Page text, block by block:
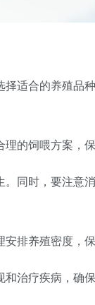
适合的养殖品
的饲喂方案，
同时，要注意
排养殖密度，
治疗疾病，确保